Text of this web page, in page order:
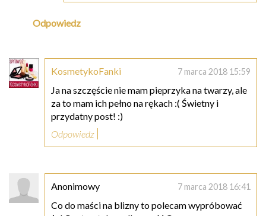
Odpowiedz
KosmetykoFanki 7 marca 2018 15:59
Ja na szczęście nie mam pieprzyka na twarzy, ale
za to mam ich pełno na rękach :( Świetny i
przydatny post! :)
Odpowiedz
Anonimowy 7 marca 2018 16:41
Co do maści na blizny to polecam wypróbować